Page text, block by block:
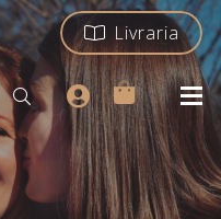
Livraria